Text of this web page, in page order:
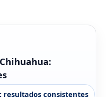
resultados consistentes